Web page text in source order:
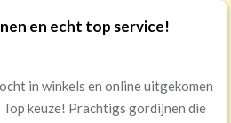
Goede kwaliteit en service!
Snelle levering, alles netjes aangekomen